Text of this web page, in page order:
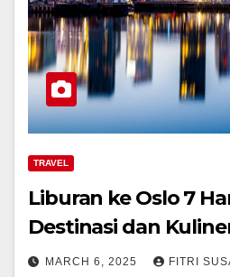
TRAVEL
Liburan ke Oslo 7
Destinasi dan
MARCH 6, 2025 FITRI